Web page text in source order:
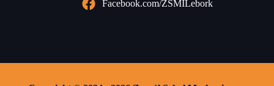
Facebook.com/ZSMILebork